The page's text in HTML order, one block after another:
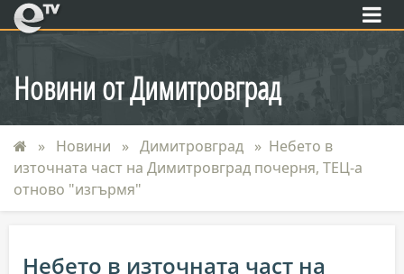
eTV
Новини от Димитровград
Новини Димитровград
Небето в
източната част на Димитровград почерня, ТЕЦ-а
отново "изгърмя"
Небето в източната част на